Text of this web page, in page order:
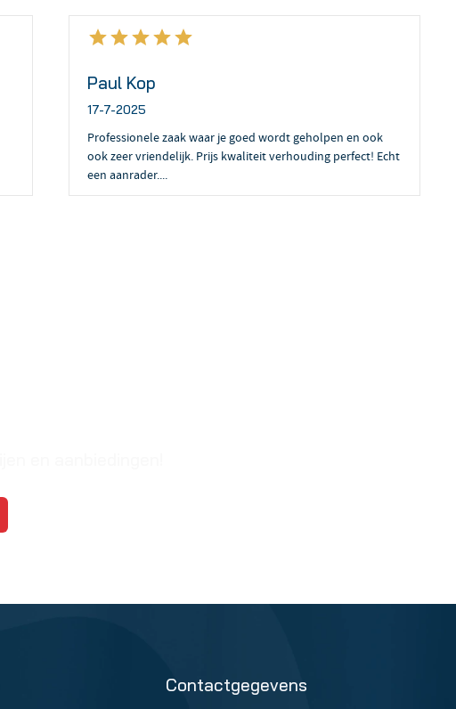
Paul Kop
17-7-2025
Professionele zaak waar je goed wordt geholpen en ook
ook zeer vriendelijk. Prijs kwaliteit verhouding perfect! Echt
een aanrader....
Contactgegevens